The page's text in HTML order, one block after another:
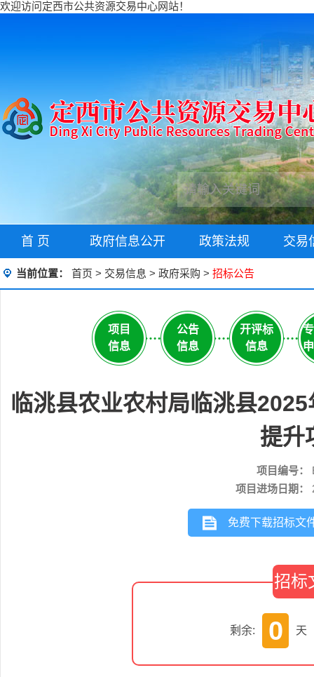
欢迎访问定西市公共资源交易中心网站！
首 页 政府信息公开 政策法规 交易
当前位置： 首页 > 交易信息 > 政府采购 > 招标公告
项目
信息
公告
信息
开评标
信息
临洮县农业农村局临洮县
提升
项目编号：
项目进场日期：
免费下载招标文
招标
剩余: 0 天